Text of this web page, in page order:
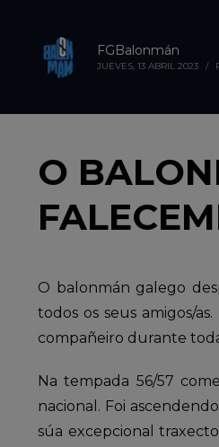
FGBalonmán
JUEVES, 13 ABRIL 2023 /
O
O balonmán galego
todos os seus amigos/
compañeiro durante
Na tempada 56/57
nacional. Foi
súa excepcional